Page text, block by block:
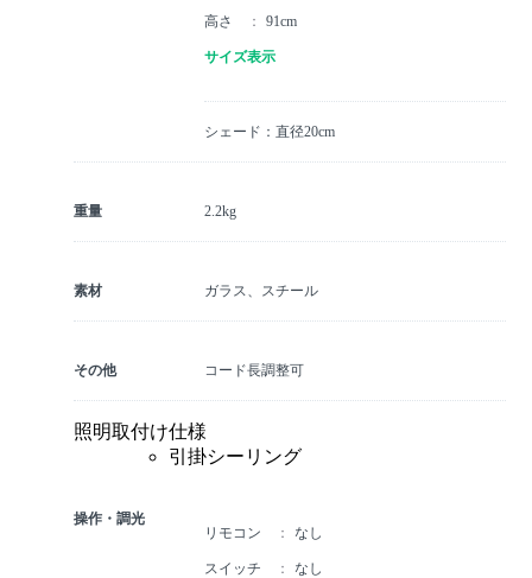
高さ 91cm
サイズ表示
シェード：直径20cm
重量 2.2kg
素材 ガラス、スチール
その他 コード長調整可
照明取付け仕様
引掛シーリング
操作・調光
リモコン
なし
スイッチ なし